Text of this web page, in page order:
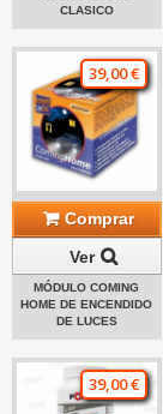
CLASICO
39,00 €
Comprar
Ver
MÓDULO COMING
HOME DE ENCENDIDO
DE LUCES
39,00 €